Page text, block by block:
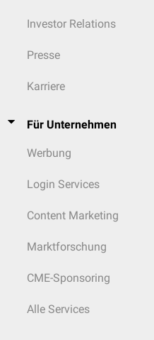
Investor Relations
Presse
Karriere
Für Unternehmen
Werbung
Login Services
Content Marketing
Marktforschung
CME-Sponsoring
Alle Services